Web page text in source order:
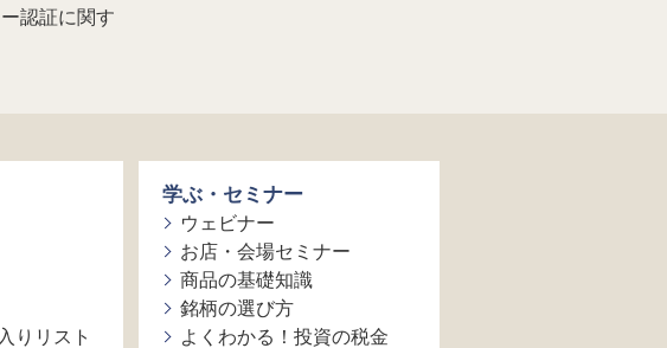
認証に関す
りリスト
学ぶ・セミナー
ウェビナー
お店・会場セミナー
商品の基礎知識
銘柄の選び方
よくわかる！投資の税金